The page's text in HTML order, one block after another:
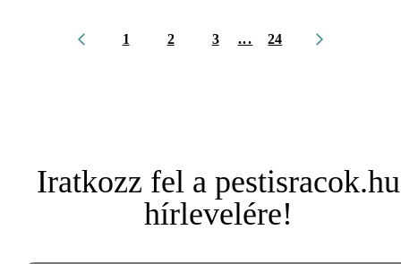
1 2 3 ... 24
Iratkozz fel a pestisracok.hu
hírlevelére!